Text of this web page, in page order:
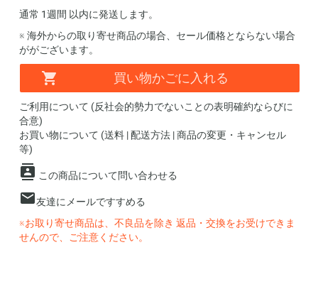
通常 1週間 以内に発送します。
※ 海外からの取り寄せ商品の場合、セール価格とならない場合
ががございます。
買い物かごに入れる
ご利用について (反社会的勢力でないことの表明確約ならびに
合意)
お買い物について (送料 | 配送方法 | 商品の変更・キャンセル
等)
この商品について問い合わせる
友達にメールですすめる
※お取り寄せ商品は、不良品を除き 返品・交換をお受けできま
せんので、ご注意ください。